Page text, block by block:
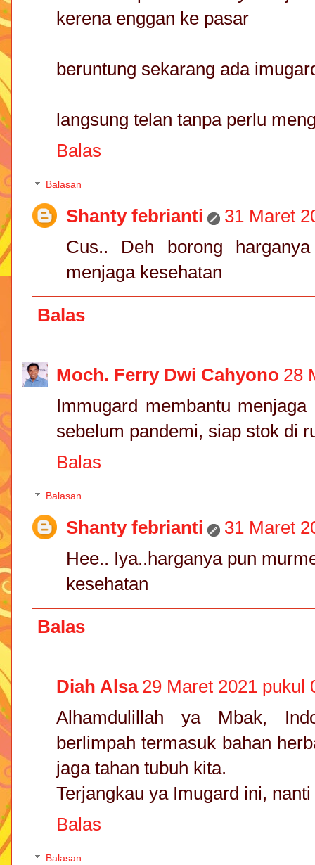
kerena enggan ke pasar
beruntung sekarang ada
langsung telan tanpa perlu
Balas
Balasan
Shanty febrianti
31 Maret
Cus.. Deh borong
menjaga kesehatan
Balas
Moch. Ferry Dwi Cahyono 28
Immugard membantu
sebelum pandemi, siap stok di
Balas
Balasan
Shanty febrianti
31 Maret
Hee.. Iya..harganya pun
kesehatan
Balas
Diah Alsa 29 Maret 2021 pukul
Alhamdulillah ya Mbak,
berlimpah termasuk bahan
jaga tahan tubuh kita.
Terjangkau ya Imugard ini,
Balas
Balasan